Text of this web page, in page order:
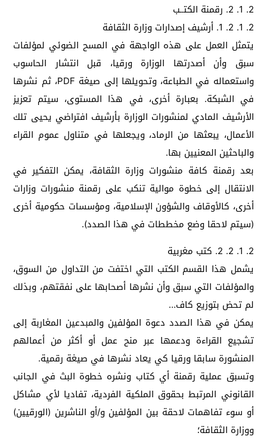
2. 1. 2. رقمنة الكتــب
2. 1. 2. 1. أرشيف إصدارات وزارة الثقافة
يتمثل العمل على هذه الواجهة في المسح الضوئي لمؤلفات
سبق وأن أصدرتها الوزارة ورقيا، قبل انتشار الحاسوب
واستعماله في الطباعة، وتحويلها إلى صيغة PDF، ثم نشرها
في الشبكة. بعبارة أخرى، في هذا المستوى، سيتم تعزيز
الأرشيف المادي لمنشورات الوزارة بأرشيف افتراضي يحيى تلك
الأعمال، يبعثها من الرماد، ويجعلها في متناول عموم القراء
والباحثين المعنيين بها.
بعد رقمنة كافة منشورات وزارة الثقافة، يمكن التفكير في
الانتقال إلى خطوة موالية تنكب على رقمنة منشورات وزارات
أخرى، كالأوقاف والشؤون الإسلامية، ومؤسسات حكومية أخرى
(سيتم لاحقا وضع مخططات في هذا الصدد).
2. 1. 2. 2. كتب مغربية
يشمل هذا القسم الكتب التي اختفت من التداول من السوق،
والمؤلفات التي سبق وأن نشرها أصحابها على نفقتهم، وبذلك
لم تحض بتوزيع كاف…
يمكن في هذا الصدد دعوة المؤلفين والمبدعين المغاربة إلى
تشجيع القراءة ودعمها عبر منح عمل أو أكثر من أعمالهم
المنشورة سابقا ورقيا كي يعاد نشرها في صيغة رقمية.
وتسبق عملية رقمنة أي كتاب ونشره خطوة البث في الجانب
القانوني المرتبط بحقوق الملكية الفردية، تفاديا لأي مشاكل
أو سوء تفاهمات لاحقة بين المؤلفين و/أو الناشرين (الورقيين)
ووزارة الثقافة؛